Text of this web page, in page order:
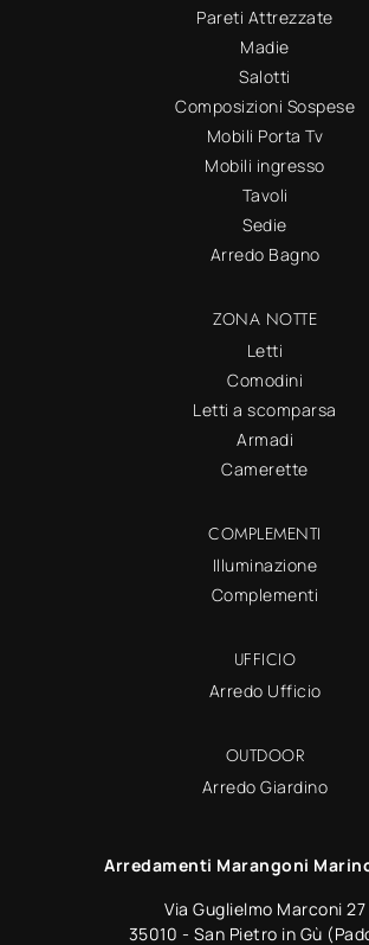
Pareti Attrezzate
Madie
Salotti
Composizioni Sospese
Mobili Porta Tv
Mobili ingresso
Tavoli
Sedie
Arredo Bagno
ZONA NOTTE
Letti
Comodini
Letti a scomparsa
Armadi
Camerette
COMPLEMENTI
Illuminazione
Complementi
UFFICIO
Arredo Ufficio
OUTDOOR
Arredo Giardino
Arredamenti Marangoni
Via Guglielmo Marconi 27
35010 - San Pietro in Gù